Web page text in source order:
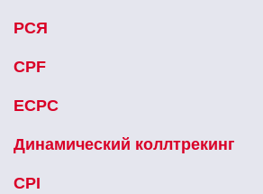
РСЯ
CPF
ECPC
Динамический коллтрекинг
CPI